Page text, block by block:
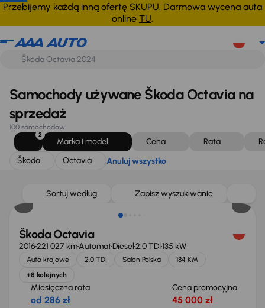
Przebijemy każdą inną ofertę SKUPU. Darmowa wycena auta
online TU.
Škoda Octavia Anuluj wszystko
Samochody używane Škoda Octavia na
sprzedaż
100 samochodów
2
Marka i model Cena Rata
Škoda
Octavia Anuluj wszystko
Sortuj według Zapisz wyszukiwanie
Škoda Octavia
2016221 027 kmAutomatDiesel2.0 TDI135 kW
Auta krajowe 2.0 TDI Salon Polska
184 KM
+8 kolejnych
Miesięczna rata
od 286 zł
Cena promocyjna
45 000 zł